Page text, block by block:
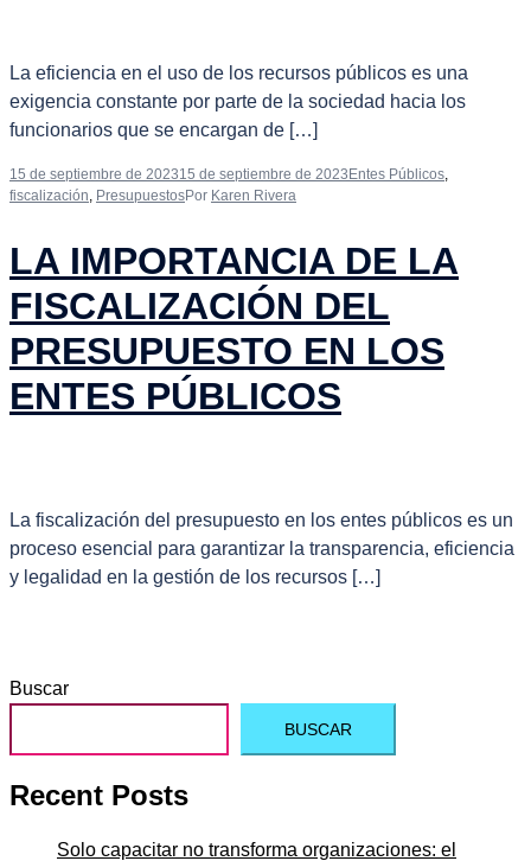
La eficiencia en el uso de los recursos públicos es una
exigencia constante por parte de la sociedad hacia los
funcionarios que se encargan de […]
15 de septiembre de 202315 de septiembre de 2023 Entes Públicos,
fiscalización, PresupuestosPor Karen Rivera
LA IMPORTANCIA DE LA
FISCALIZACIÓN DEL
PRESUPUESTO EN LOS
ENTES PÚBLICOS
La fiscalización del presupuesto en los entes públicos es un
proceso esencial para garantizar la transparencia, eficiencia
y legalidad en la gestión de los recursos […]
Buscar
BUSCAR
Recent Posts
Solo capacitar no transforma organizaciones: el